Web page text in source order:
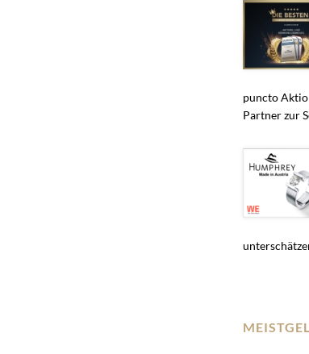
puncto
Partner zur